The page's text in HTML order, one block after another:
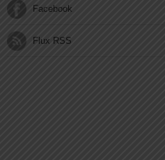
Facebook
Flux RSS